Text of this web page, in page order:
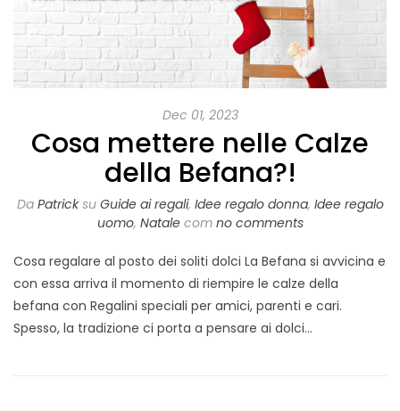
Dec 01, 2023
Cosa mettere nelle Calze
della Befana?!
Da Patricksu Guide ai regali, Idee regalo donna, Idee regalo
uomo, Natalecom no comments
Cosa regalare al posto dei soliti dolci La Befana si avvicina e
con essa arriva il momento di riempire le calze della
befana con Regalini speciali per amici, parenti e cari.
Spesso, la tradizione ci porta a pensare ai dolci…